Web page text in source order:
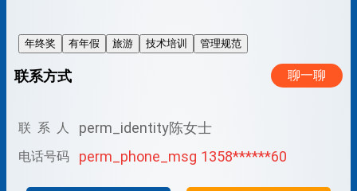
年终奖 有年假 旅游 技术培训 管理规范
联系方式 聊一聊
联 系 人 perm_identity陈女士
电话号码 perm_phone_msg 1358******60